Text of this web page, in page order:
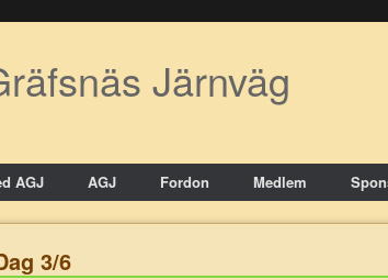
Järnväg
AGJ AGJ Fordon Medlem
3/6